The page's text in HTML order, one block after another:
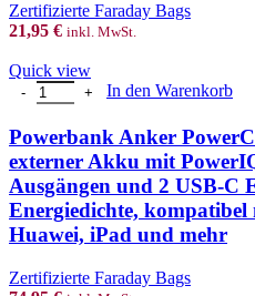
Zertifizierte Faraday Bags
21,95 € inkl. MwSt.
Quick view
Powerbank Anker PowerCore
In den Warenkorb
Powerbank Anker
externer Akku mit
Ausgängen und 2 USB-C
Energiedichte, kompatibel
Huawei, iPad und mehr
Zertifizierte Faraday Bags